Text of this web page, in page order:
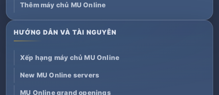
Thêm máy chủ MU Online
HƯỚNG DẪN VÀ TÀI NGUYÊN
Xếp hạng máy chủ MU Online
New MU Online servers
MU Online grand openings